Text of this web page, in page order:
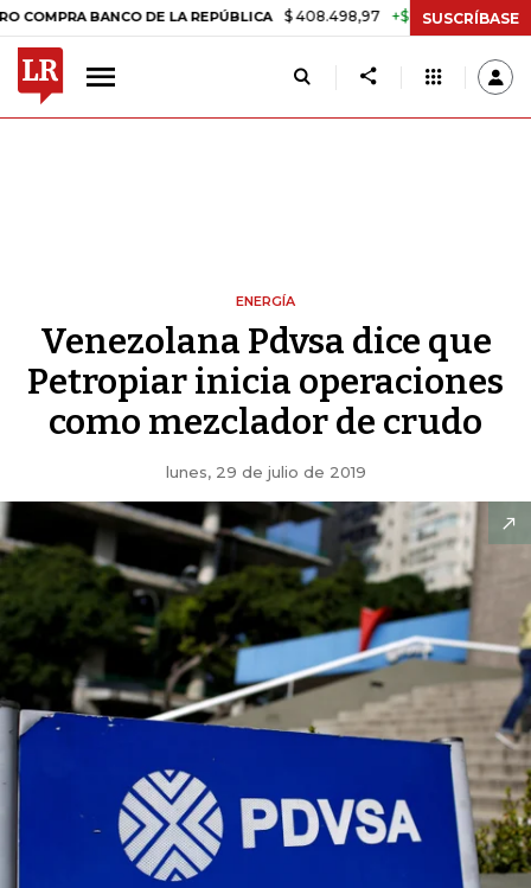
BANCO DE LA REPÚBLICA $ 408.498,97 +$ 8.753,81 +2,19%
SUSCRÍBASE
ENERGÍA
Venezolana Pdvsa dice que
Petropiar inicia operaciones
como mezclador de crudo
lunes, 29 de julio de 2019